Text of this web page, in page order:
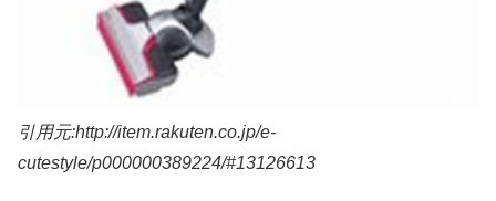
引用元:http://item.rakuten.co.jp/e-
cutestyle/p000000389224/#13126613